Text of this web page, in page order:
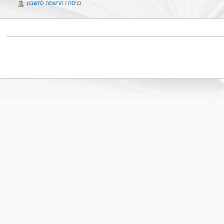
כניסה / הרשמה לחשבון